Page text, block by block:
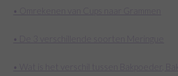
• Omrekenen van Cups naar Grammen
• De 3 verschillende soorten Meringue
• Wat is het verschil tussen Bakpoeder,